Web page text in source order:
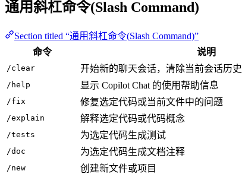
通用斜杠命令(Slash Command)
Section titled “通用斜杠命令(Slash Command)”
命令
说明
/clear 开始新的聊天会话，清除当前会话历史
/help 显示 Copilot Chat 的使用帮助信息
/fix 修复选定代码或当前文件中的问题
/explain 解释选定代码或代码概念
/tests 为选定代码生成测试
/doc 为选定代码生成文档注释
/new 创建新文件或项目